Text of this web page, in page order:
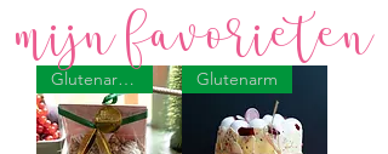
Glutenarm | Lactosevrij Glutenarm
Mijnfavorieten